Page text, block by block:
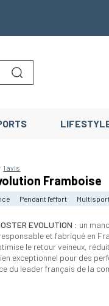
Lancer la recherche
1 avis
Framboise
Pendant l'effort
EVOLUTION : un
et fabriqué en
le retour veineux,
exceptionnel pour des
du leader français de la